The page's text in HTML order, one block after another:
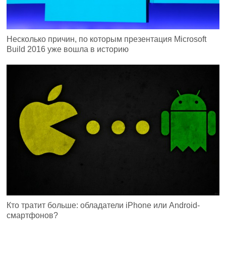
Несколько причин, по которым презентация Microsoft
Build 2016 уже вошла в историю
Кто тратит больше: обладатели iPhone или Android-
смартфонов?